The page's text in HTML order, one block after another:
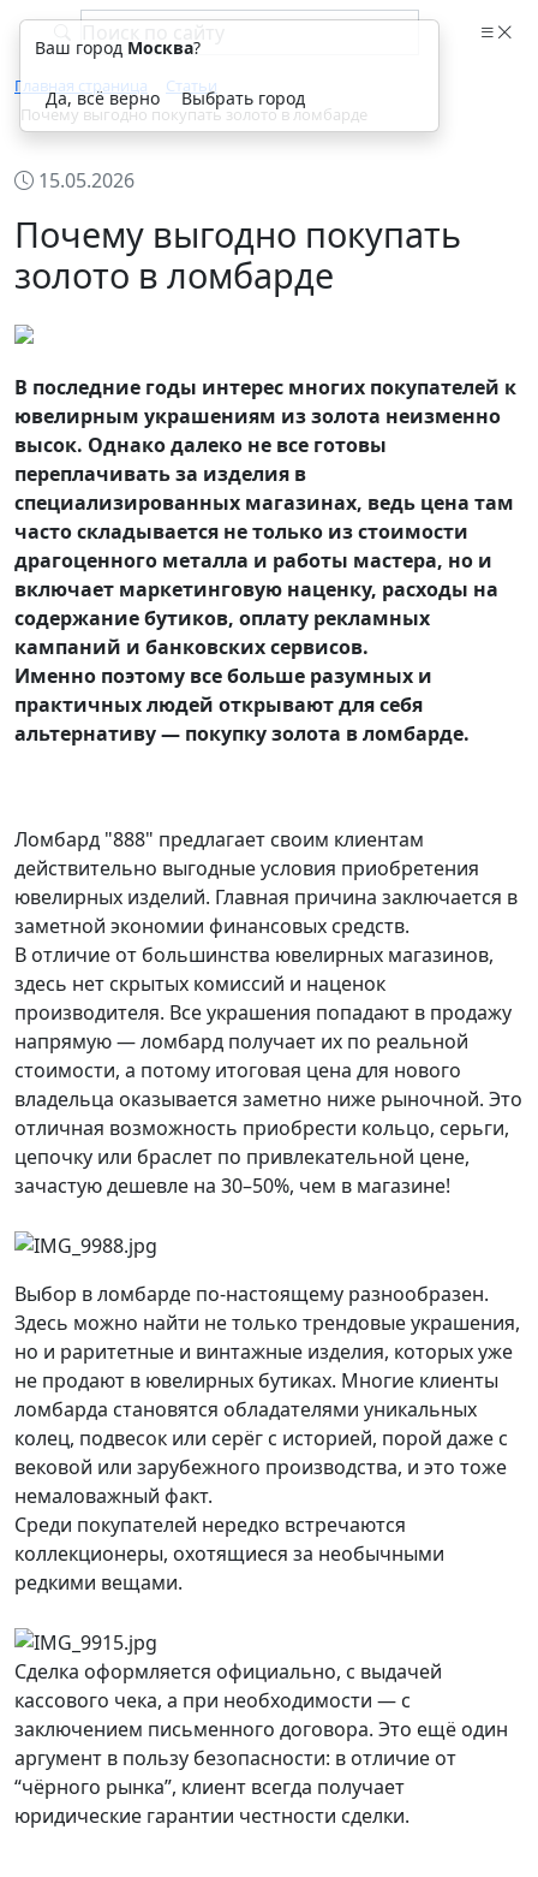
Главная страница
Статьи
Почему выгодно покупать золото в ломбарде
15.05.2026
Почему выгодно покупать
золото в ломбарде
В последние годы интерес многих покупателей к
ювелирным украшениям из золота неизменно
высок. Однако далеко не все готовы
переплачивать за изделия в
специализированных магазинах, ведь цена там
часто складывается не только из стоимости
драгоценного металла и работы мастера, но и
включает маркетинговую наценку, расходы на
содержание бутиков, оплату рекламных
кампаний и банковских сервисов.
Именно поэтому все больше разумных и
практичных людей открывают для себя
альтернативу — покупку золота в ломбардe.
Ломбард "888" предлагает своим клиентам
действительно выгодные условия приобретения
ювелирных изделий. Главная причина заключается в
заметной экономии финансовых средств.
В отличие от большинства ювелирных магазинов,
здесь нет скрытых комиссий и наценок
производителя. Все украшения попадают в продажу
напрямую — ломбард получает их по реальной
стоимости, а потому итоговая цена для нового
владельца оказывается заметно ниже рыночной. Это
отличная возможность приобрести кольцо, серьги,
цепочку или браслет по привлекательной цене,
зачастую дешевле на 30–50%, чем в магазине!
Выбор в ломбарде по-настоящему разнообразен.
Здесь можно найти не только трендовые украшения,
но и раритетные и винтажные изделия, которых уже
не продают в ювелирных бутиках. Многие клиенты
ломбарда становятся обладателями уникальных
колец, подвесок или серёг с историей, порой даже с
вековой или зарубежного производства, и это тоже
немаловажный факт.
Среди покупателей нередко встречаются
коллекционеры, охотящиеся за необычными
редкими вещами.
Сделка оформляется официально, с выдачей
кассового чека, а при необходимости — с
заключением письменного договора. Это ещё один
аргумент в пользу безопасности: в отличие от
“чёрного рынка”, клиент всегда получает
юридические гарантии честности сделки.
Ваш город Москва?
Да, всё верно Выбрать город